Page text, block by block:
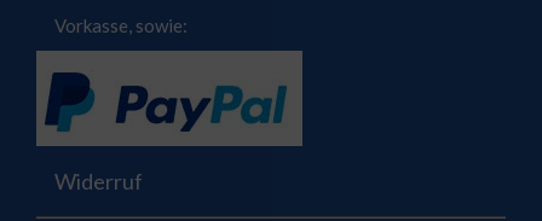
Vorkasse, sowie:
Widerruf